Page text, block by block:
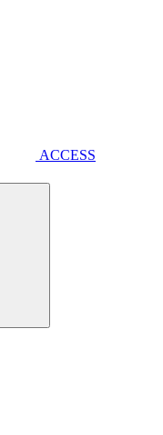
ACCESS